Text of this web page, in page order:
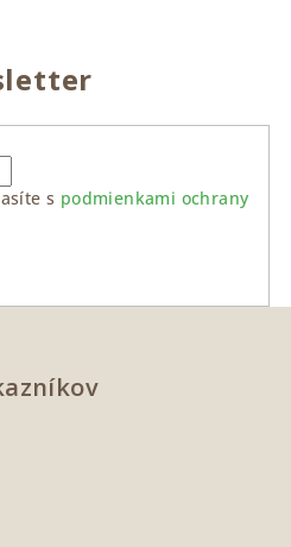
s podmienkami ochrany